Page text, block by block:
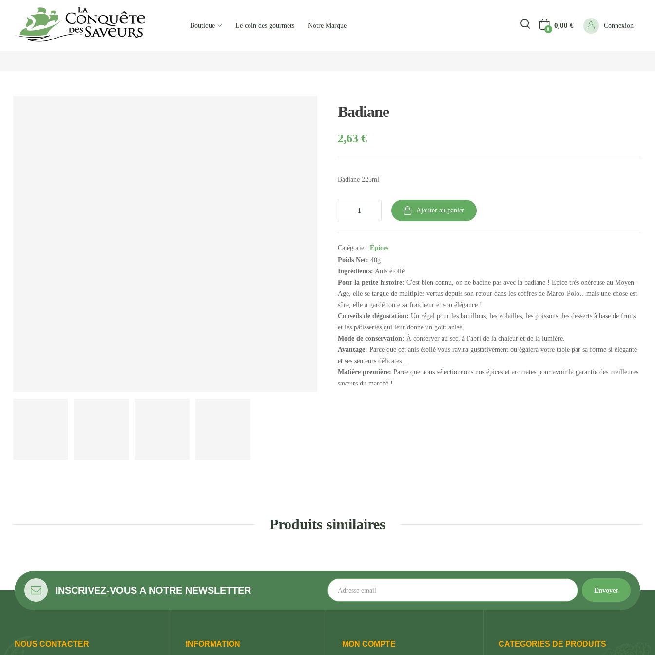
Boutique Le coin des gourmets Notre Marque 0 0,00 € Connexion
Badiane
2,63 €
Badiane 225ml
Ajouter au panier
Catégorie : Épices
Poids Net: 40g
Ingrédients: Anis étoilé
Pour la petite histoire: C'est bien connu, on ne badine pas avec la badiane ! Epice très onéreuse au Moyen-
Age, elle se targue de multiples vertus depuis son retour dans les coffres de Marco-Polo…mais une chose est
sûre, elle a gardé toute sa fraicheur et son élégance !
Conseils de dégustation: Un régal pour les bouillons, les volailles, les poissons, les desserts à base de fruits
et les pâtisseries qui leur donne un goût anisé.
Mode de conservation: À conserver au sec, à l'abri de la chaleur et de la lumière.
Avantage: Parce que cet anis étoilé vous ravira gustativement ou égaiera votre table par sa forme si élégante
et ses senteurs délicates…
Matière première: Parce que nous sélectionnons nos épices et aromates pour avoir la garantie des meilleures
saveurs du marché !
Produits similaires
INSCRIVEZ-VOUS A NOTRE NEWSLETTER
NOUS CONTACTER INFORMATION MON COMPTE CATEGORIES DE PRODUITS